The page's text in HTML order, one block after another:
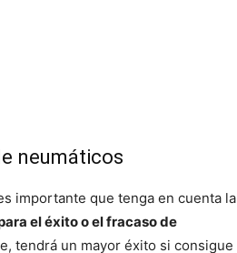
neumáticos
importante que tenga en cuenta la
el éxito o el fracaso de
tendrá un mayor éxito si consigue